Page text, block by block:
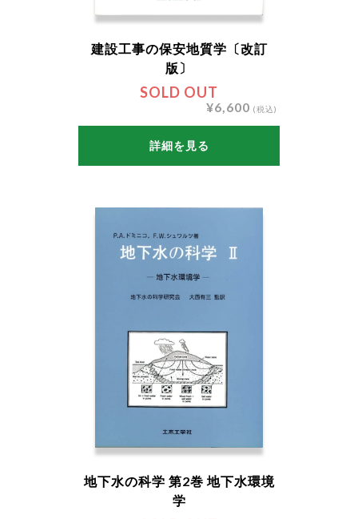
SOLD OUT
建設工事の保安地質学〔改訂
版〕
¥6,600 (税込)
詳細を見る
地下水の科学 第2巻 地下水環境
学